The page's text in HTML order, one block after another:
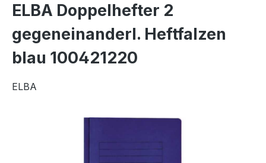
ELBA Doppelhefter 2
gegeneinanderl. Heftfalzen
blau 100421220
ELBA